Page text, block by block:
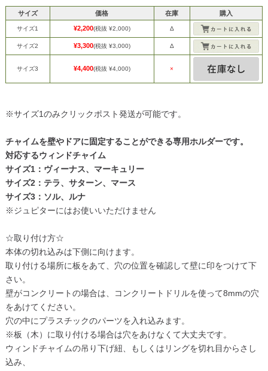
サイズ 価格 在庫 購入
サイズ1 ¥2,200(税抜 ¥2,000) Δ
サイズ2 ¥3,300(税抜 ¥3,000) Δ
サイズ3 ¥4,400(税抜 ¥4,000) ×
※サイズ1のみクリックポスト発送が可能です。
チャイムを壁やドアに固定することができる専用ホルダーです。
対応するウィンドチャイム
サイズ1：ヴィーナス、マーキュリー
サイズ2：テラ、サターン、マース
サイズ3：ソル、ルナ
※ジュピターにはお使いいただけません
☆取り付け方☆
本体の切れ込みは下側に向けます。
取り付ける場所に板をあて、穴の位置を確認して壁に印をつけて下
さい。
壁がコンクリートの場合は、コンクリートドリルを使って8mmの穴
をあけてください。
穴の中にプラスチックのパーツを入れ込みます。
※板（木）に取り付ける場合は穴をあけなくて大丈夫です。
ウィンドチャイムの吊り下げ紐、もしくはリングを切れ目からさし
込み、